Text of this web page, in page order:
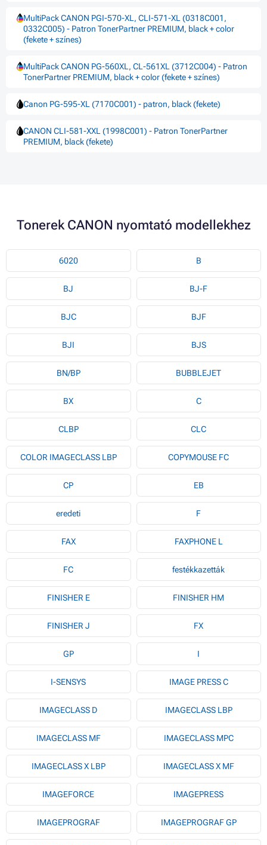
MultiPack CANON PGI-570-XL, CLI-571-XL (0318C001,
0332C005) - Patron TonerPartner PREMIUM, black + color
(fekete + színes)
MultiPack CANON PG-560XL, CL-561XL (3712C004) - Patron
TonerPartner PREMIUM, black + color (fekete + színes)
Canon PG-595-XL (7170C001) - patron, black (fekete)
CANON CLI-581-XXL (1998C001) - Patron TonerPartner
PREMIUM, black (fekete)
Tonerek CANON nyomtató modellekhez
6020 B
BJ BJ-F
BJC BJF
BJI BJS
BN/BP BUBBLEJET
BX C
CLBP CLC
COLOR IMAGECLASS LBP COPYMOUSE FC
CP EB
eredeti F
FAX FAXPHONE L
FC festékkazetták
FINISHER E FINISHER HM
FINISHER J FX
GP I
I-SENSYS IMAGE PRESS C
IMAGECLASS D IMAGECLASS LBP
IMAGECLASS MF IMAGECLASS MPC
IMAGECLASS X LBP IMAGECLASS X MF
IMAGEFORCE IMAGEPRESS
IMAGEPROGRAF IMAGEPROGRAF GP